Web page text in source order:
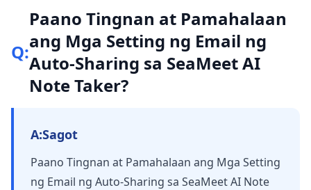
Q:
Paano Tingnan at Pamahalaan
ang Mga Setting ng Email ng
Auto-Sharing sa SeaMeet AI
Note Taker?
A:Sagot
Paano Tingnan at Pamahalaan ang Mga Setting
ng Email ng Auto-Sharing sa SeaMeet AI Note